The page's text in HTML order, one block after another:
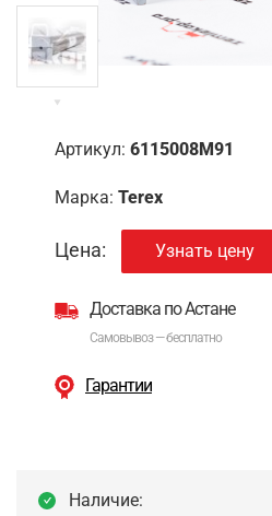
Артикул: 6115008M91
Марка: Terex
Цена: Узнать цену
Доставка по Астане
Самовывоз — бесплатно
Гарантии
Наличие: